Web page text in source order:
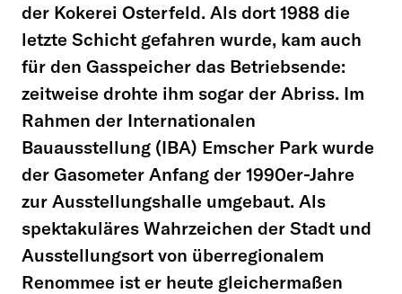
der Kokerei Osterfeld. Als dort 1988 die
letzte Schicht gefahren wurde, kam auch
für den Gasspeicher das Betriebsende:
zeitweise drohte ihm sogar der Abriss. Im
Rahmen der Internationalen
Bauausstellung (IBA) Emscher Park wurde
der Gasometer Anfang der 1990er-Jahre
zur Ausstellungshalle umgebaut. Als
spektakuläres Wahrzeichen der Stadt und
Ausstellungsort von überregionalem
Renommee ist er heute gleichermaßen